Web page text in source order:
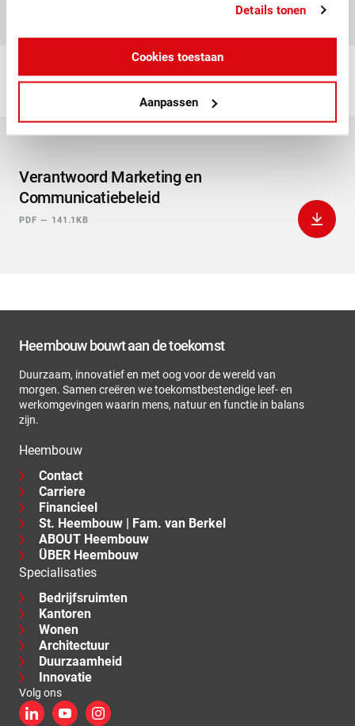
Details tonen
Cookies toestaan
Aanpassen
Verantwoord Marketing en
Communicatiebeleid
PDF — 141.1KB
Heembouw bouwt aan de toekomst
Duurzaam, innovatief en met oog voor de wereld van
morgen. Samen creëren we toekomstbestendige leef- en
werkomgevingen waarin mens, natuur en functie in balans
zijn.
Heembouw
Contact
Carriere
Financieel
St. Heembouw | Fam. van Berkel
ABOUT Heembouw
ÜBER Heembouw
Specialisaties
Bedrijfsruimten
Kantoren
Wonen
Architectuur
Duurzaamheid
Innovatie
Volg ons
LinkedInYouTubeInstagram